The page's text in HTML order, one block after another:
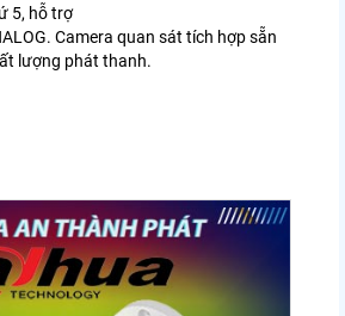
5, hỗ trợ
Camera quan sát tích hợp sẵn
lượng phát thanh.